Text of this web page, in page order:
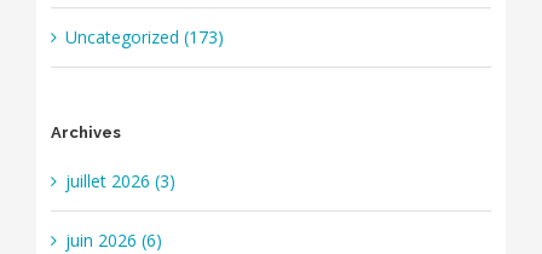
Uncategorized (173)
Archives
juillet 2026 (3)
juin 2026 (6)